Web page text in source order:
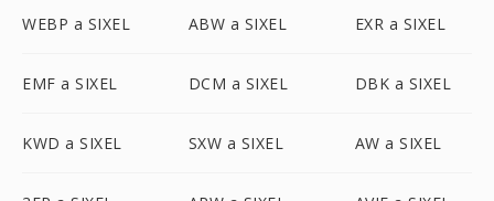
WEBP a SIXEL ABW a SIXEL EXR a SIXEL
EMF a SIXEL DCM a SIXEL DBK a SIXEL
KWD a SIXEL SXW a SIXEL AW a SIXEL